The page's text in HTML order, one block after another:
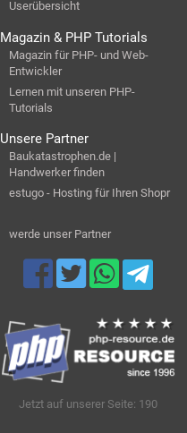
Userübersicht
Magazin & PHP Tutorials
Magazin für PHP- und Web-
Entwickler
Lernen mit unseren PHP-
Tutorials
Unsere Partner
Baukatastrophen.de |
Handwerker finden
estugo - Hosting für Ihren Shopr
werde unser Partner
Jetzt auf unserer Seite: 190